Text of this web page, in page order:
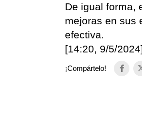
De igual forma,
mejoras en sus
efectiva.
[14:20, 9/5/
¡Compártelo!